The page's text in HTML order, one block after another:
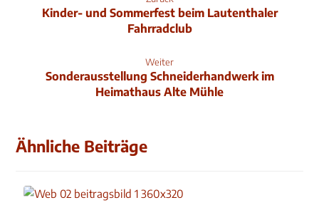
Kinder- und Sommerfest beim Lautenthaler
Fahrradclub
Weiter
Sonderausstellung Schneiderhandwerk im
Heimathaus Alte Mühle
Ähnliche Beiträge